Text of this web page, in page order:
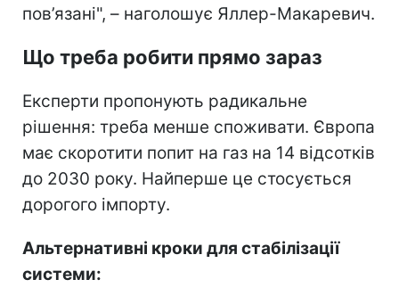
пов’язані", – наголошує Яллер-Макаревич.
Що треба робити прямо зараз
Експерти пропонують радикальне
рішення: треба менше споживати. Європа
має скоротити попит на газ на 14 відсотків
до 2030 року. Найперше це стосується
дорогого імпорту.
Альтернативні кроки для стабілізації
системи: